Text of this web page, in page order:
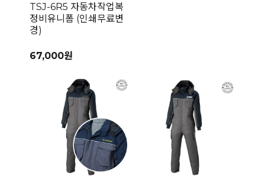
TSJ-6R5 자동차작업복
정비유니폼 (인쇄무료변
경)
67,000원